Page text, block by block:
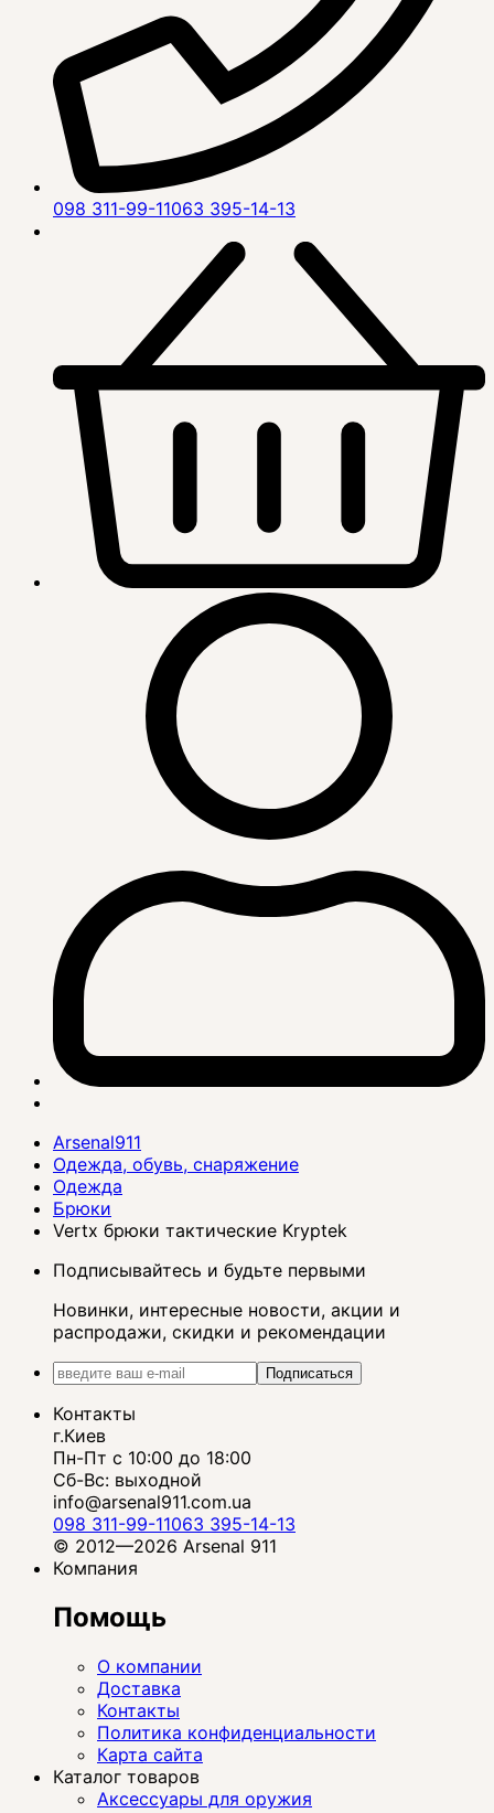
098 311-99-11063 395-14-13
Arsenal911
Одежда, обувь, снаряжение
Одежда
Брюки
Vertx брюки тактические Kryptek
Подписывайтесь и будьте первыми
Новинки, интересные новости, акции и
распродажи, скидки и рекомендации
Подписаться
Контакты
г.Киев
Пн-Пт с 10:00 до 18:00
Сб-Вс: выходной
info@arsenal911.com.ua
098 311-99-11063 395-14-13
© 2012—2026 Arsenal 911
Компания
Помощь
О компании
Доставка
Контакты
Политика конфиденциальности
Карта сайта
Каталог товаров
Аксессуары для оружия